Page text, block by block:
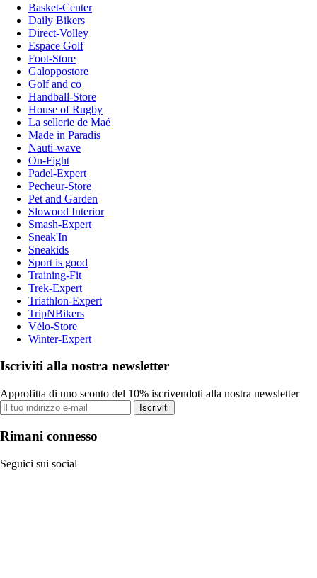
Basket-Center
Daily Bikers
Direct-Volley
Espace Golf
Foot-Store
Galoppostore
Golf and co
Handball-Store
House of Rugby
La sellerie de Maé
Made in Paradis
Nauti-wave
On-Fight
Padel-Expert
Pecheur-Store
Pet and Garden
Slowood Interior
Smash-Expert
Sneak'In
Sneakids
Sport is good
Training-Fit
Trek-Expert
Triathlon-Expert
TripNBikers
Vélo-Store
Winter-Expert
Iscriviti alla nostra newsletter
Approfitta di uno sconto del 10% iscrivendoti alla nostra newsletter
Iscriviti
Rimani connesso
Seguici sui social